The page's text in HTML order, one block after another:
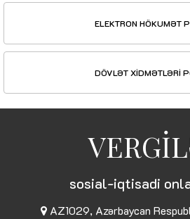
ELEKTRON HÖKUMƏT
DÖVLƏT XİDMƏTLƏRİ
sosial-iqtisadi
AZ1029, Azərbaycan